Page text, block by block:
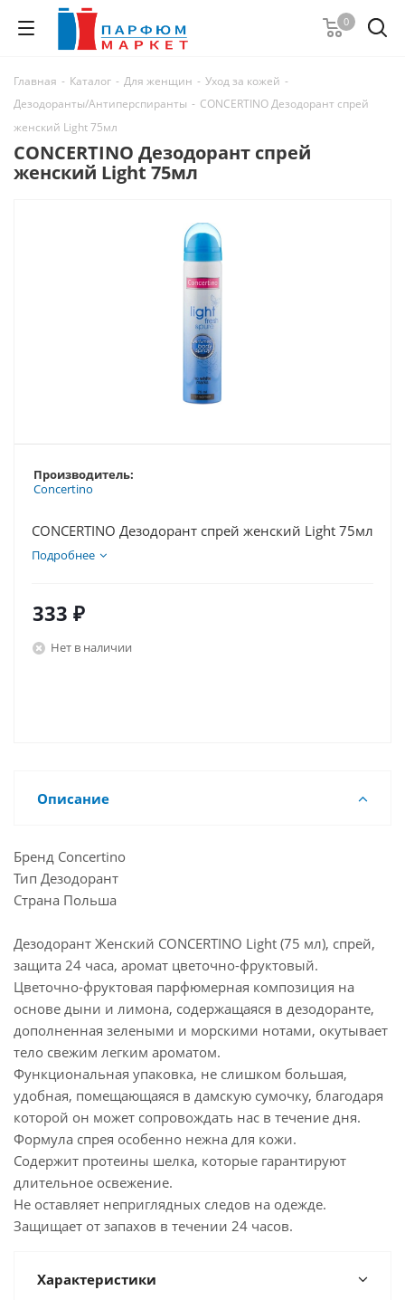
0
Главная - Каталог - Для женщин - Уход за кожей -
Дезодоранты/Антиперспиранты - CONCERTINO Дезодорант спрей
женский Light 75мл
CONCERTINO Дезодорант спрей
женский Light 75мл
Производитель:
Concertino
CONCERTINO Дезодорант спрей женский Light 75мл
Подробнее
333 ₽
Нет в наличии
Описание
Бренд Concertino
Тип Дезодорант
Страна Польша
Дезодорант Женский CONCERTINO Light (75 мл), спрей,
защита 24 часа, аромат цветочно-фруктовый.
Цветочно-фруктовая парфюмерная композиция на
основе дыни и лимона, содержащаяся в дезодоранте,
дополненная зелеными и морскими нотами, окутывает
тело свежим легким ароматом.
Функциональная упаковка, не слишком большая,
удобная, помещающаяся в дамскую сумочку, благодаря
которой он может сопровождать нас в течение дня.
Формула спрея особенно нежна для кожи.
Содержит протеины шелка, которые гарантируют
длительное освежение.
Не оставляет неприглядных следов на одежде.
Защищает от запахов в течении 24 часов.
Характеристики